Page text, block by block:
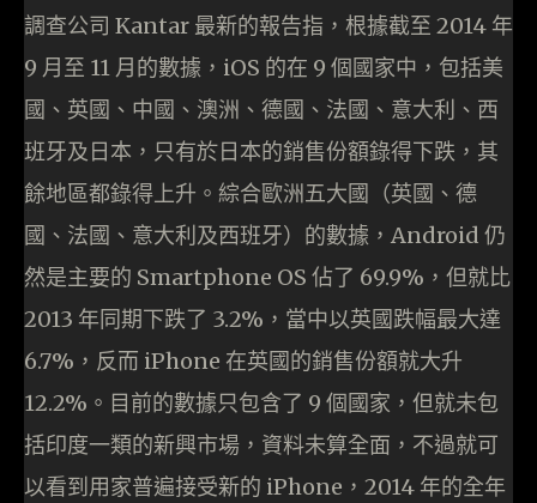
調查公司 Kantar 最新的報告指，根據截至 2014 年
9 月至 11 月的數據，iOS 的在 9 個國家中，包括美
國、英國、中國、澳洲、德國、法國、意大利、西
班牙及日本，只有於日本的銷售份額錄得下跌，其
餘地區都錄得上升。綜合歐洲五大國（英國、德
國、法國、意大利及西班牙）的數據，Android 仍
然是主要的 Smartphone OS 佔了 69.9%，但就比
2013 年同期下跌了 3.2%，當中以英國跌幅最大達
6.7%，反而 iPhone 在英國的銷售份額就大升
12.2%。目前的數據只包含了 9 個國家，但就未包
括印度一類的新興市場，資料未算全面，不過就可
以看到用家普遍接受新的 iPhone，2014 年的全年